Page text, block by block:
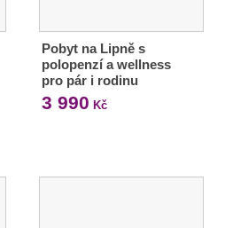
Pobyt na Lipně s
polopenzí a wellness
pro pár i rodinu
3 990 Kč